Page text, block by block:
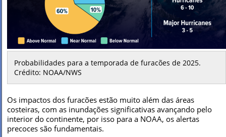
Probabilidades para a temporada de furacões de 2025.
Crédito: NOAA/NWS
Os impactos dos furacões estão muito além das áreas
costeiras, com as inundações significativas avançando pelo
interior do continente, por isso para a NOAA, os alertas
precoces são fundamentais.